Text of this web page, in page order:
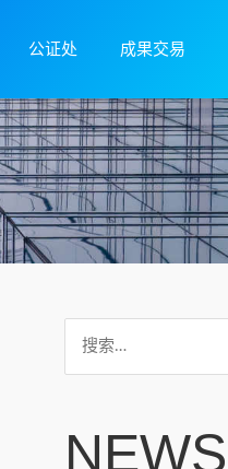
公证处 成果交易
NEWS